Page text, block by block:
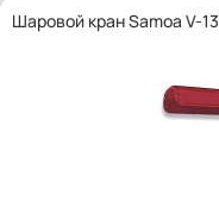
Шаровой кран Samoa V-13